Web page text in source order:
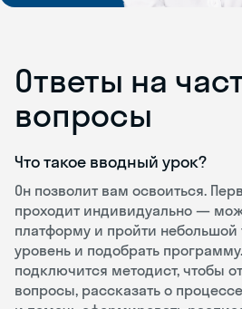
Ответы на
вопросы
Что такое вводный урок?
Он позволит вам освоиться.
проходит индивидуально —
платформу и пройти небольшой
уровень и подобрать
подключится методист, чтобы
вопросы, рассказать о